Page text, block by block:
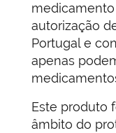
autorização
Portugal e
apenas
Este produto
âmbito do